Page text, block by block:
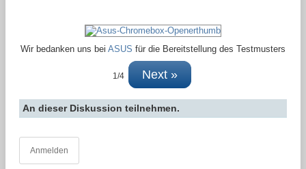
Wir bedanken uns bei ASUS für die Bereitstellung des Testmusters
1/4 Next »
An dieser Diskussion teilnehmen.
Anmelden